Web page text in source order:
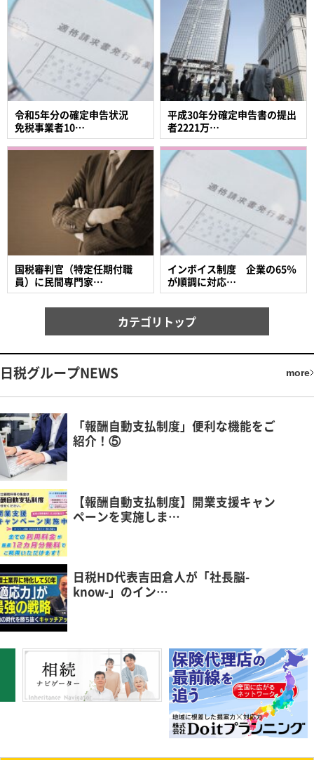
平成30年分確定申告書の提出
者2221万…
令和5年分の確定申告状況
免税事業者10…
インボイス制度 企業の65％
が順調に対応…
国税審判官（特定任期付職
員）に民間専門家…
カテゴリトップ
日税グループNEWS more
「報酬自動支払制度」便利な機能をご
紹介！⑤
【報酬自動支払制度】開業支援キャン
ペーンを実施しま…
日税HD代表吉田倉人が「社長脳-
know-」のイン…